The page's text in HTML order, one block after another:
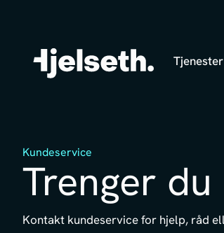
Tjenester
Kundeservice
Trenger
Kontakt kundeservice for hjelp, råd